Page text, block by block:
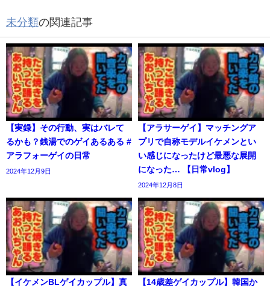
未分類の関連記事
【実録】その行動、実はバレて
るかも？銭湯でのゲイあるある #
アラフォーゲイの日常
2024年12月9日
【アラサーゲイ】マッチングア
プリで自称モデルイケメンとい
い感じになったけど最悪な展開
になった… 【日常vlog】
2024年12月8日
【イケメンBLゲイカップル】真
【14歳差ゲイカップル】韓国か